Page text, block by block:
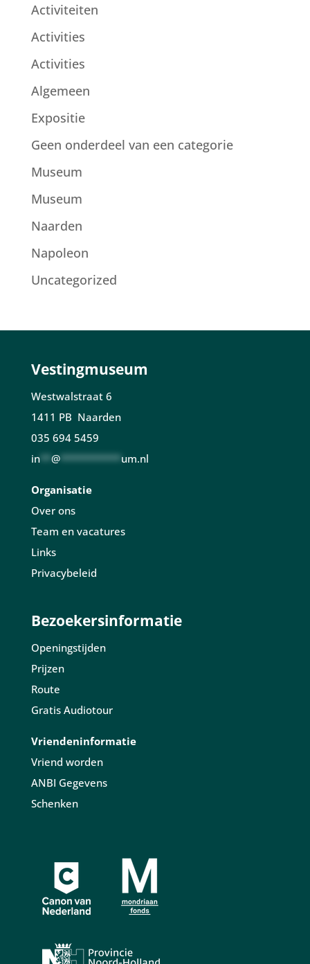
Activiteiten
Activities
Activities
Algemeen
Expositie
Geen onderdeel van een categorie
Museum
Museum
Naarden
Napoleon
Uncategorized
Vestingmuseum
Westwalstraat 6
1411 PB Naarden
035 694 5459
in** @*********** um.nl
Organisatie
Over ons
Team en vacatures
Links
Privacybeleid
Bezoekersinformatie
Openingstijden
Prijzen
Route
Gratis Audiotour
Vriendeninformatie
Vriend worden
ANBI Gegevens
Schenken